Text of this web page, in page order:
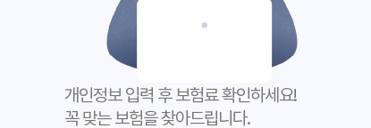
개인정보 입력 후 보험료 확인하세요!
꼭 맞는 보험을 찾아드립니다.